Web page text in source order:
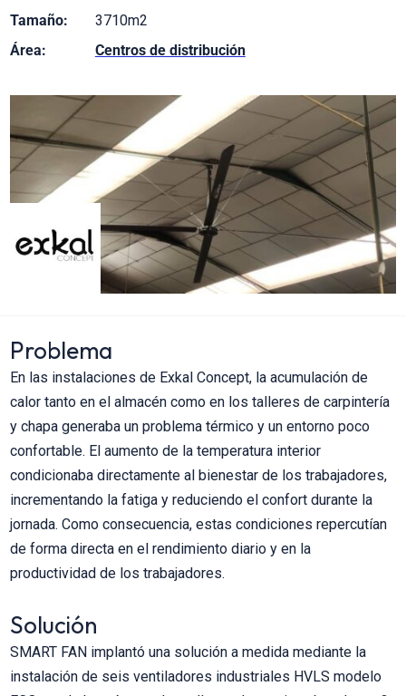
Tamaño:
3710m2
Área:
Centros de distribución
Problema
En las instalaciones de Exkal Concept, la acumulación de
calor tanto en el almacén como en los talleres de carpintería
y chapa generaba un problema térmico y un entorno poco
confortable. El aumento de la temperatura interior
condicionaba directamente al bienestar de los trabajadores,
incrementando la fatiga y reduciendo el confort durante la
jornada. Como consecuencia, estas condiciones repercutían
de forma directa en el rendimiento diario y en la
productividad de los trabajadores.
Solución
SMART FAN implantó una solución a medida mediante la
instalación de seis ventiladores industriales HVLS modelo